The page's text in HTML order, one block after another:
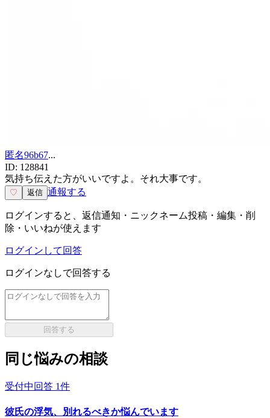
匿名96b67...
ID: 128841
気持ち伝えた方がいいですよ。それ大事です。
♡ 返信 通報する
ログインすると、返信通知・ニックネーム投稿・編集・削
除・いいねが使えます
ログインして回答
ログインなしで回答する
回答する
同じ悩みの相談
受付中 回答 1件
彼氏の浮気、別れるべきか悩んでいます